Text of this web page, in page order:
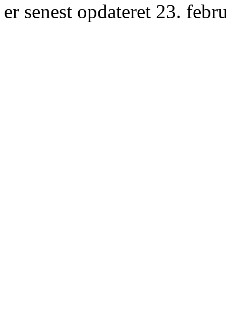
er senest opdateret 23.